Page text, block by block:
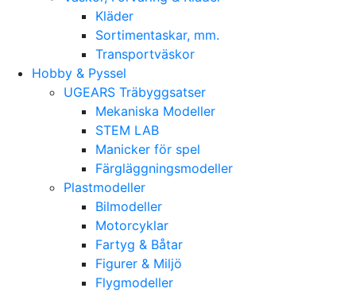
Kläder
Sortimentaskar, mm.
Transportväskor
Hobby & Pyssel
UGEARS Träbyggsatser
Mekaniska Modeller
STEM LAB
Manicker för spel
Färgläggningsmodeller
Plastmodeller
Bilmodeller
Motorcyklar
Fartyg & Båtar
Figurer & Miljö
Flygmodeller